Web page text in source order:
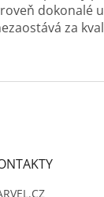
dokonalé
za